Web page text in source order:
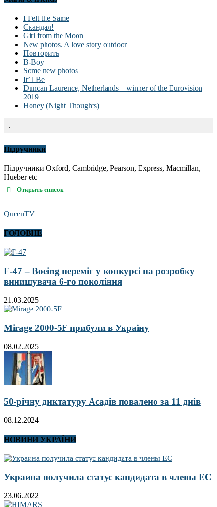
I Felt the Same
Скандал!
Girl from the Moon
New photos. A love story outdoor
Повторить
B-Boy
Some new photos
It’ll Be
Duncan Laurence, Netherlands – winner of the Eurovision
2019
Honey (Night Thoughts)
.
Підручники
Підручники Oxford, Cambridge, Pearson, Express, Macmillan,
Hueber etc
Открыть список
QueenTV
ГОЛОВНЕ
F-47 – Boeing переміг у конкурсі на розробку
винищувача 6-го покоління
21.03.2025
Mirage 2000-5F прибули в Україну
08.02.2025
50-річну диктатуру Асадів повалено за 11 днів
08.12.2024
НОВИНИ УКРАЇНИ
Украина получила статус кандидата в члены ЕС
23.06.2022